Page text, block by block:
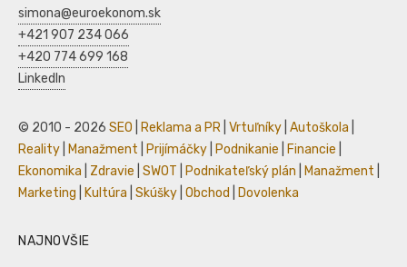
simona@euroekonom.sk
+421 907 234 066
+420 774 699 168
LinkedIn
© 2010 - 2026 SEO Reklama a PR Vrtuľníky Autoškola
Reality
Manažment Prijímáčky Podnikanie Financie
Ekonomika
Zdravie SWOT Podnikateľský plán Manažment
Marketing
Kultúra Skúšky Obchod Dovolenka
NAJNOVŠIE